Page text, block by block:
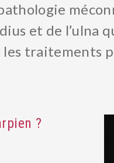
et de l’ulna
traitements
?